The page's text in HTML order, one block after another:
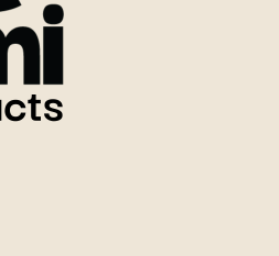
ruokalajeilla, jotka on